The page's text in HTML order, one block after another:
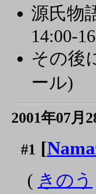
源氏物
14:00-
その後
ール)
2001年07月
#1 [
( きのう